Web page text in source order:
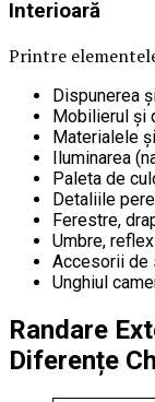
Interioară
Printre
Dispunerea
Mobilierul și
Materialele
Iluminarea
Paleta de
Detaliile
Ferestre,
Umbre,
Accesorii
Unghiul
Randare
Diferențe